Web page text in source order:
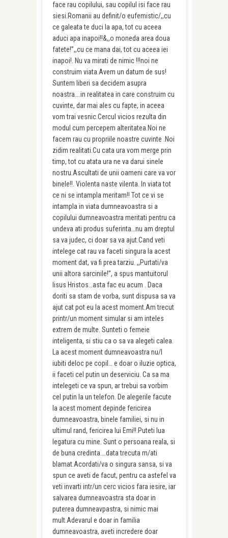
face rau copilului, sau copilul isi face rau
siesi.Romanii au definit/o eufemistic/,,cu
ce galeata te duci la apa, tot cu aceea
aduci apa inapoi!!&,,o moneda area doua
fatete!”,,cu ce mana dai, tot cu aceea iei
inapoi!. Nu va mirati de nimic !!!noi ne
construim viata.Avem un datum de sus!
Suntem liberi sa decidem asupra
noastra….in realitatea in care construim cu
cuvinte, dar mai ales cu fapte, in aceea
vom trai vesnic.Cercul vicios rezulta din
modul cum percepem alteritatea.Noi ne
facem rau cu propriile noastre cuvinte .Noi
zidim realitati.Cu cata ura vom merge prin
timp, tot cu atata ura ne va darui sinele
nostru.Ascultati de unii oameni care va vor
binele!!. Violenta naste vilenta. In viata tot
ce ni se intampla meritam!! Tot ce vi se
intampla in viata dumneavoastra si a
copilului dumneavoastra meritati pentru ca
undeva ati produs suferinta…nu am dreptul
sa va judec, ci doar sa va ajut.Cand veti
intelege cat rau va faceti singura la acest
moment dat, va fi prea tarziu. ,,Purtati/va
unii altora sarcinile!”, a spus mantuitorul
Iisus Hristos…asta fac eu acum . Daca
doriti sa stam de vorba, sunt dispusa sa va
ajut cat pot eu la acest moment.Am trecut
printr/un moment simular si am inteles
extrem de multe. Sunteti o femeie
inteligenta, si stiu ca o sa va alegeti calea.
La acest moment dumneavoastra nu/l
iubiti deloc pe copil… e doar o iluzie optica,
ii faceti cel putin un deserviciu. Ca sa ma
intelegeti ce va spun, ar trebui sa vorbim
cel putin la un telefon. De alegerile facute
la acest moment depinde fericirea
dumneavoastra, binele familiei, si nu in
ultimul rand, fericirea lui Emi!!.Puteti lua
legatura cu mine. Sunt o persoana reala, si
de buna credinta….data trecuta m/ati
blamat.Acordati/va o singura sansa, si va
spun ce aveti de facut, pentru ca astefel va
veti invarti intr/un cerc vicios fara iesire, iar
salvarea dumneavoastra sta doar in
puterea dumneavpastra, si nimic mai
mult.Adevarul e doar in familia
dumneavoastra, aveti incredere doar